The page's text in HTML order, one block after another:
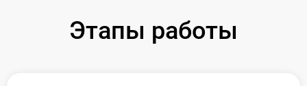
Этапы работы